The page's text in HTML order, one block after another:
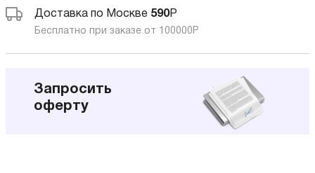
Доставка по Москве 590Р
Бесплатно при заказе от 100000 Р
Запросить
оферту